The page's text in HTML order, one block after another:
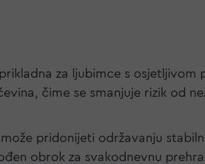
za ljubimce s osjetljivom
čime se smanjuje rizik od
pridonijeti održavanju
obrok za svakodnevnu